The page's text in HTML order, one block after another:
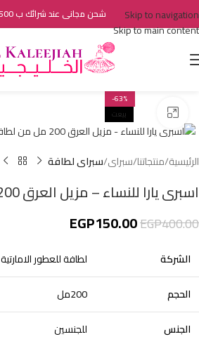
Skip to navigation
Skip to main content
شحن مجانى عند شرائك ب 1500 جنية
-63%
بيعت
اضغط للتكبير
الرئيسية منتجاتنا سبراى سبراى لطافة
اسبرى يارا للنساء – مزيل العرق 200 مل من لطافة
EGP400.00
EGP150.00
الشركة
لطافة للعطور الامارتية
الحجم
200مل
الجنس
للجنسين